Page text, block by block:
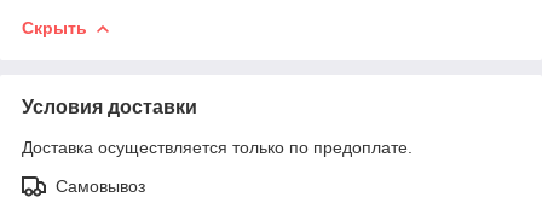
Скрыть
Условия доставки
Доставка осуществляется только по предоплате.
Самовывоз